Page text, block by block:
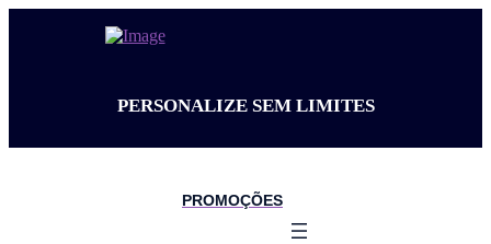
PERSONALIZE SEM LIMITES
PROMOÇÕES